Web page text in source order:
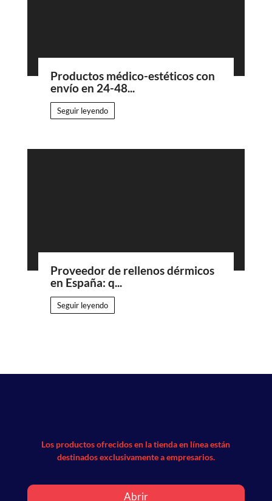
Productos médico-estéticos con
envío en 24-48...
Seguir leyendo
Proveedor de rellenos dérmicos
en España: q...
Seguir leyendo
Los productos ofrecidos en la tienda en línea están
destinados exclusivamente a empresarios.
Abrir